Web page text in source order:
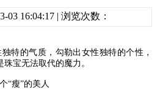
03 16:04:17 | 浏览次数：
特的气质，勾勒出女性独特的个性，
珠宝无法取代的魔力。
“瘦”的美人